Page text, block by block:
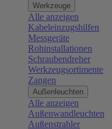
Werkzeuge
Alle anzeigen
Kabeleinzugshilfen
Messgeräte
Rohinstallationen
Schraubendreher
Werkzeugsortimente
Zangen
Außenleuchten
Alle anzeigen
Außenwandleuchten
Außenstrahler